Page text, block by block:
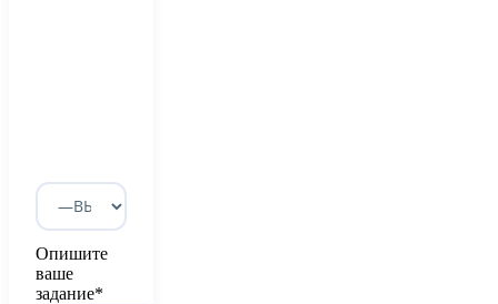
Опишите
ваше
задание*